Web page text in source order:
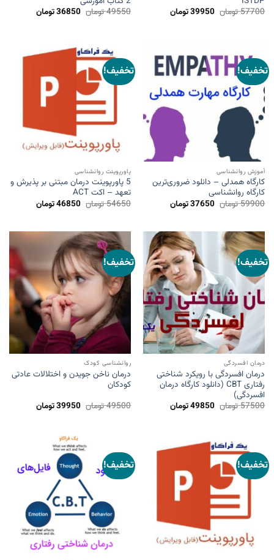
57700تومان قیمت
39950تومانقیمت
فعلی
49550تومان قیمت
36850تومانقیمت
فعلی
تخفیف!
آموزش روانشناسی
کارگاه همدلی – دانلود ضروری‌ترین
کارگاه روانشناسی
59900تومان قیمت
37650تومانقیمت
فعلی
تخفیف!
پاورپوینت روانشناسی
5 پاورپوینت درمان مبتنی بر پذیرش و
تعهد – اکت ACT
54650تومان قیمت
46850تومانقیمت
فعلی
تخفیف!
درمان افسردگی
درمان افسردگی با رویکرد شناختی
رفتاری CBT (دانلود کارگاه درمان
افسردگی)
57500تومان قیمت
49850تومانقیمت
فعلی
تخفیف!
روانشناسی کودک
درمان ناخن جویدن و اختلالات عادتی
کودکان
49500تومان قیمت
39950تومانقیمت
فعلی
تخفیف! تخفیف!